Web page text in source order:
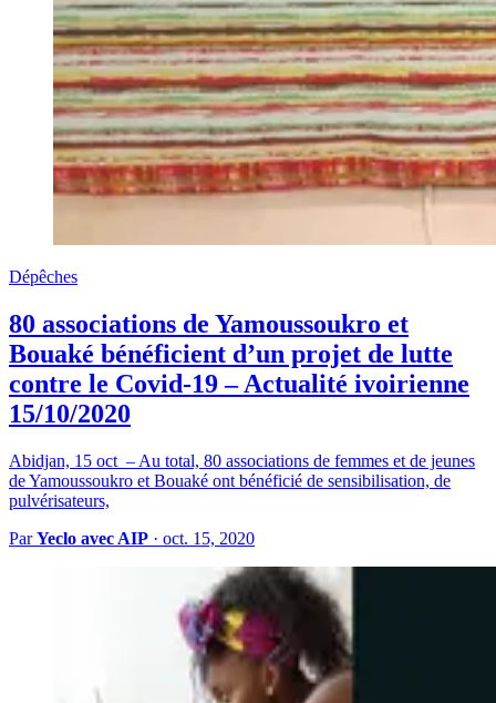
Dépêches
80 associations de Yamoussoukro et
Bouaké bénéficient d’un projet de lutte
contre le Covid-19 – Actualité ivoirienne
15/10/2020
Abidjan, 15 oct – Au total, 80 associations de femmes et de jeunes
de Yamoussoukro et Bouaké ont bénéficié de sensibilisation, de
pulvérisateurs,
ParYeclo avec AIP · oct. 15, 2020